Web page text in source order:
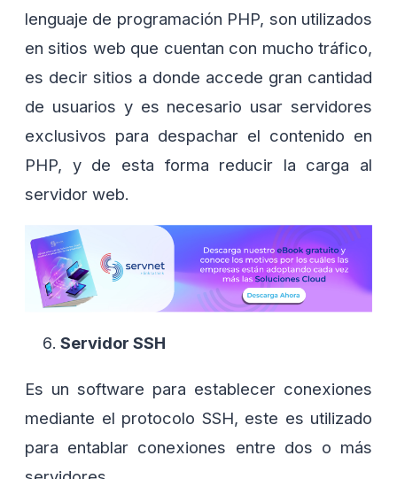
lenguaje de programación PHP, son utilizados
en sitios web que cuentan con mucho tráfico,
es decir sitios a donde accede gran cantidad
de usuarios y es necesario usar servidores
exclusivos para despachar el contenido en
PHP, y de esta forma reducir la carga al
servidor web.
Servidor SSH
Es un software para establecer conexiones
mediante el protocolo SSH, este es utilizado
para entablar conexiones entre dos o más